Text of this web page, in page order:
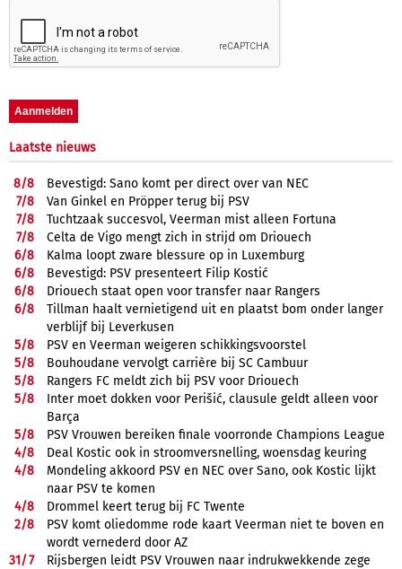
Laatste nieuws
8/8
Bevestigd: Sano komt per direct over van NEC
7/8
Van Ginkel en Pröpper terug bij PSV
7/8
Tuchtzaak succesvol, Veerman mist alleen Fortuna
7/8
Celta de Vigo mengt zich in strijd om Driouech
6/8
Kalma loopt zware blessure op in Luxemburg
6/8
Bevestigd: PSV presenteert Filip Kostić
6/8
Driouech staat open voor transfer naar Rangers
6/8
Tillman haalt vernietigend uit en plaatst bom onder langer
verblijf bij Leverkusen
5/8
PSV en Veerman weigeren schikkingsvoorstel
5/8
Bouhoudane vervolgt carrière bij SC Cambuur
5/8
Rangers FC meldt zich bij PSV voor Driouech
5/8
Inter moet dokken voor Perišić, clausule geldt alleen voor
Barça
5/8
PSV Vrouwen bereiken finale voorronde Champions League
4/8
Deal Kostic ook in stroomversnelling, woensdag keuring
4/8
Mondeling akkoord PSV en NEC over Sano, ook Kostic lijkt
naar PSV te komen
4/8
Drommel keert terug bij FC Twente
2/8
PSV komt oliedomme rode kaart Veerman niet te boven en
wordt vernederd door AZ
31/7
Rijsbergen leidt PSV Vrouwen naar indrukwekkende zege